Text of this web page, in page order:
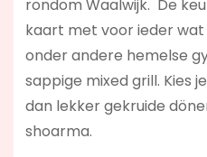
rondom Waalwijk. De
kaart met voor ieder wat
onder andere hemelse
sappige mixed grill. Kies
dan lekker gekruide
shoarma.